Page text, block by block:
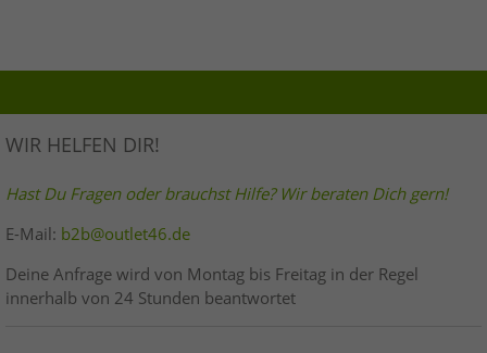
WIR HELFEN DIR!
Hast Du Fragen oder brauchst Hilfe? Wir beraten Dich gern!
E-Mail: b2b@outlet46.de
Deine Anfrage wird von Montag bis Freitag in der Regel
innerhalb von 24 Stunden beantwortet